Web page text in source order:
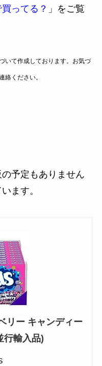
ってる？ 」をご覧
いて作成しております。お気づ
絡ください。
予定もありません
ます。
リー キャンディー
行輸入品)